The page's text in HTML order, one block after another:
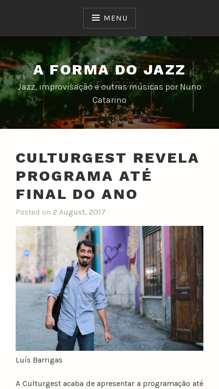
MENU
A FORMA DO JAZZ
Jazz, improvisação e outras músicas por Nuno
Catarino
CULTURGEST REVELA
PROGRAMA ATÉ
FINAL DO ANO
Posted on 2 August, 2017
y
u
n
o
c
a
t
a
r
i
n
Luís Barrigas
A Culturgest acaba de apresentar a programação até